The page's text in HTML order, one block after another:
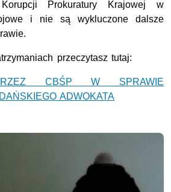
Prokuratury Krajowej w
i nie są wykluczone dalsze
przeczytasz tutaj:
CBŚP W SPRAWIE
ADWOKATA